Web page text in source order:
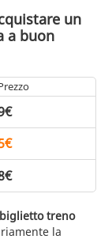
un
a buon
biglietto treno
la